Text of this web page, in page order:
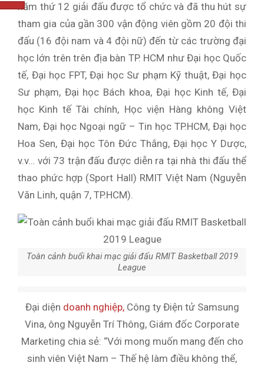
năm thứ 12 giải đấu được tổ chức và đã thu hút sự
tham gia của gần 300 vận động viên gồm 20 đội thi
đấu (16 đội nam và 4 đội nữ) đến từ các trường đại
học lớn trên trên địa bàn TP. HCM như Đại học Quốc
tế, Đại học FPT, Đại học Sư phạm Kỹ thuật, Đại học
Sư phạm, Đại học Bách khoa, Đại học Kinh tế, Đại
học Kinh tế Tài chính, Học viện Hàng không Việt
Nam, Đại học Ngoại ngữ – Tin học TP.HCM, Đại học
Hoa Sen, Đại học Tôn Đức Thắng, Đại học Y Dược,
v.v… với 73 trận đấu được diễn ra tại nhà thi đấu thể
thao phức hợp (Sport Hall) RMIT Việt Nam (Nguyễn
Văn Linh, quận 7, TP.HCM).
Toàn cảnh buổi khai mạc giải đấu RMIT Basketball 2019
League
Đại diện doanh nghiệp,Công ty Điện tử Samsung
Vina, ông Nguyễn Trí Thông, Giám đốc Corporate
Marketing chia sẻ: “Với mong muốn mang đến cho
sinh viên Việt Nam – Thế hệ làm điều không thể,